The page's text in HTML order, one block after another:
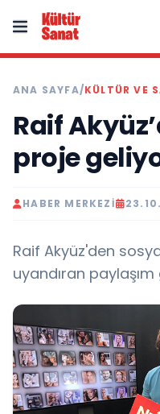
ANA SAYFA/KÜLTÜR VE
Raif
proje
HABER MERKEZI
Raif Akyüz'den
uyandıran paylaşım